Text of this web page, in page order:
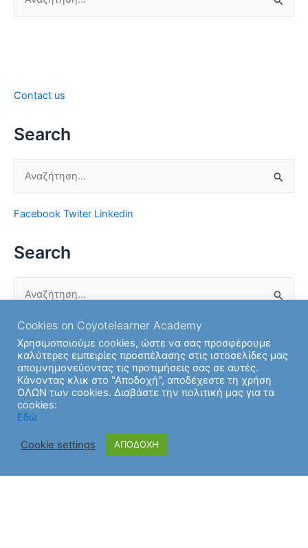
για:
Contact us
Search
Αναζήτηση
για:
Facebook Twiter Linkedin
Search
Αναζήτηση
Get in Touch
Cookies on Coyotelearner Academy
Χρησιμοποιούμε cookies, ώστε να σας προσφέρουμε
καλύτερες εμπειρίες προσπέλασης στις ιστοσελίδες μας
απομνημονεύοντας τις προτιμήσεις σας σε αυτές.
Κάνοντας κλικ στο "Αποδοχή", αποδέχεστε τη χρήση
ΟΛΩΝ των cookies. Διαβάστε την πολιτική μας για τα
cookies:
Εδώ
Cookie settings ΑΠΟΔΟΧΗ